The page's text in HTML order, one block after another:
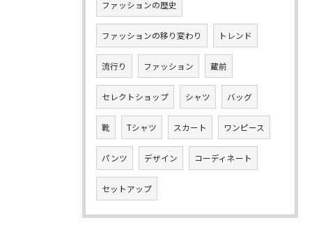
ファッションの歴史
ファッションの移り変わり トレンド
流行り ファッション 蔵前
セレクトショップ シャツ バッグ
靴 Tシャツ スカート ワンピース
パンツ デザイン コーディネート
セットアップ